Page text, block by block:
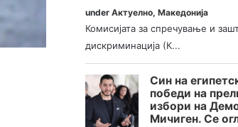
underАктуелно,Македонија
Комисијата за спречување и
дискриминација (К...
Син на
победи на
избори на
Мичиген. Се